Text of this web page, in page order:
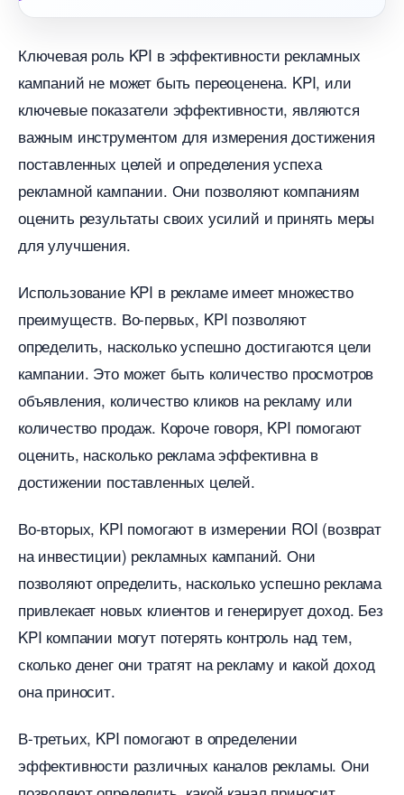
Ключевая роль KPI в эффективности рекламных
кампаний не может быть переоценена. KPI, или
ключевые показатели эффективности, являются
ажным инструментом для измерения достижения
поставленных целей и определения успеха
рекламной кампании. Они позволяют компаниям
оценить результаты своих усилий и принять меры
для улучшения.
Использование KPI в рекламе имеет множество
преимуществ. Во-первых, KPI позволяют
определить, насколько успешно достигаются цели
кампании. Это может быть количество просмотро
объявления, количество кликов на рекламу или
количество продаж. Короче говоря, KPI помогают
оценить, насколько реклама эффективна
достижении поставленных целей.
о-вторых, KPI помогают в измерении ROI (возврат
на инвестиции) рекламных кампаний. Они
позволяют определить, насколько успешно реклама
привлекает новых клиентов и генерирует доход. Без
KPI компании могут потерять контроль над тем,
сколько денег они тратят на рекламу и какой доход
она приносит.
-третьих, KPI помогают в определении
эффективности различных каналов рекламы. Они